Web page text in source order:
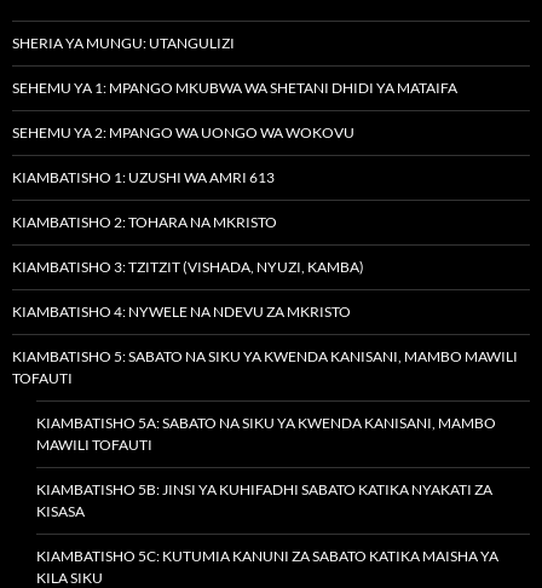
SHERIA YA MUNGU: UTANGULIZI
SEHEMU YA 1: MPANGO MKUBWA WA SHETANI DHIDI YA MATAIFA
SEHEMU YA 2: MPANGO WA UONGO WA WOKOVU
KIAMBATISHO 1: UZUSHI WA AMRI 613
KIAMBATISHO 2: TOHARA NA MKRISTO
KIAMBATISHO 3: TZITZIT (VISHADA, NYUZI, KAMBA)
KIAMBATISHO 4: NYWELE NA NDEVU ZA MKRISTO
KIAMBATISHO 5: SABATO NA SIKU YA KWENDA KANISANI, MAMBO MAWILI
TOFAUTI
KIAMBATISHO 5A: SABATO NA SIKU YA KWENDA KANISANI, MAMBO
MAWILI TOFAUTI
KIAMBATISHO 5B: JINSI YA KUHIFADHI SABATO KATIKA NYAKATI ZA
KISASA
KIAMBATISHO 5C: KUTUMIA KANUNI ZA SABATO KATIKA MAISHA YA
KILA SIKU